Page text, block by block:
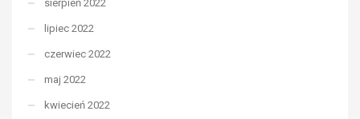
sierpień 2022
lipiec 2022
czerwiec 2022
maj 2022
kwiecień 2022